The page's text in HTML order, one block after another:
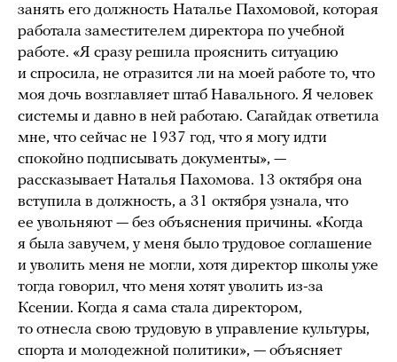
занять его должность Наталье Пахомовой, которая
работала заместителем директора по учебной
работе. «Я сразу решила прояснить ситуацию
и спросила, не отразится ли на моей работе то, что
моя дочь возглавляет штаб Навального. Я человек
системы и давно в ней работаю. Сагайдак ответила
мне, что сейчас не 1937 год, что я могу идти
спокойно подписывать документы», —
рассказывает Наталья Пахомова. 13 октября она
вступила в должность, а 31 октября узнала, что
ее увольняют — без объяснения причины. «Когда
я была завучем, у меня было трудовое соглашение
и уволить меня не могли, хотя директор школы уже
тогда говорил, что меня хотят уволить из-за
Ксении. Когда я сама стала директором,
то отнесла свою трудовую в управление культуры,
спорта и молодежной политики», — объясняет